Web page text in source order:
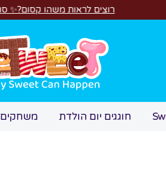
רוצים לראות משהו קסום?✨ סוויטבוקס MAGIC הפך ל"מכונת משחקים"! 🎁🕹️
חיפוש
חוגגים יום הולדת משחקים